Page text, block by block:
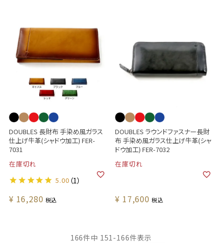
DOUBLES 長財布 手染め風ガラス
仕上げ牛革(シャドウ加工) FER-
7031
在庫切れ
¥ 16,280 税込
5.00 （1）
DOUBLES ラウンドファスナー長財
布 手染め風ガラス仕上げ牛革(シャ
ドウ加工) FER-7032
在庫切れ
¥ 17,600 税込
166件中 151 -166件表示